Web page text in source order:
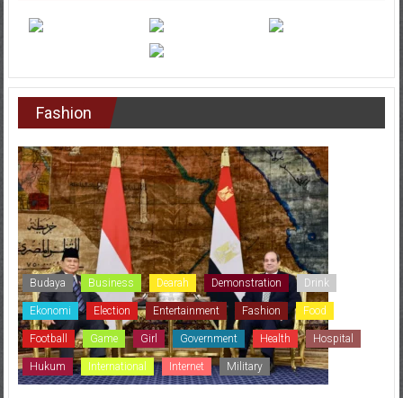
Fashion
Budaya Business Dearah Demonstration Drink
Ekonomi Election Entertainment Fashion Food
Football Game Girl Government Health Hospital
Hukum International Internet Military